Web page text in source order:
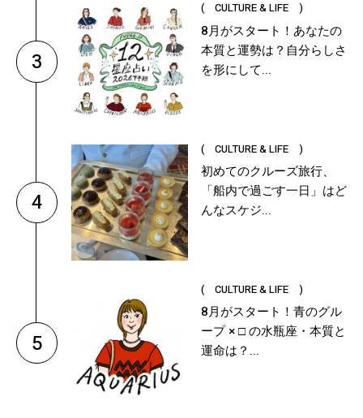
3
( CULTURE & LIFE )
8月がスタート！あなたの
本質と運勢は？自分らしさ
を形にして...
4
( CULTURE & LIFE )
初めてのクルーズ旅行、
「船内で過ごす一日」はど
んなスケジ...
5
( CULTURE & LIFE )
8月がスタート！青のグル
ープ × □ の水瓶座・本質と
運命は？...